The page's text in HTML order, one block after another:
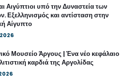
Αιγύπτιοι υπό την Δυναστεία των
Εξελληνισμός και αντίσταση στην
Αίγυπτο
Μουσείο Άργους | Ένα νέο κεφάλαιο
καρδιά της Αργολίδας